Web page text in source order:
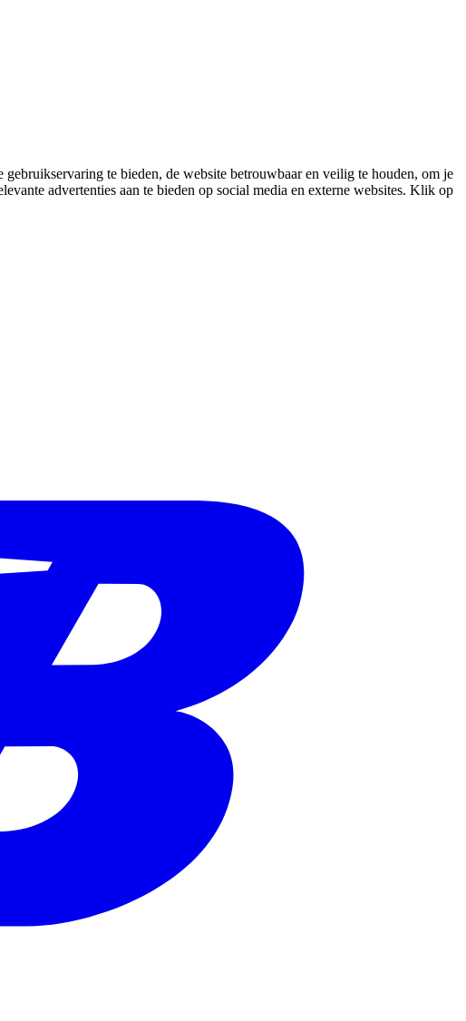
te bieden, de website betrouwbaar en veilig te houden, om je
advertenties aan te bieden op social media en externe websites. Klik op